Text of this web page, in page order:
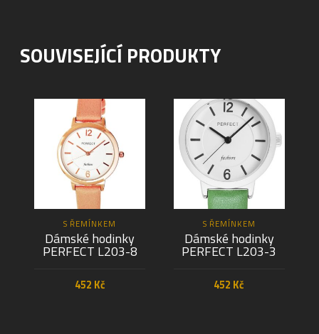
SOUVISEJÍCÍ PRODUKTY
S ŘEMÍNKEM
Dámské hodinky
PERFECT L203-8
452 Kč
S ŘEMÍNKEM
Dámské hodinky
PERFECT L203-3
452 Kč